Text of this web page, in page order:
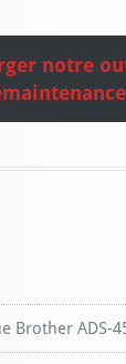
notre
Brother ADS-